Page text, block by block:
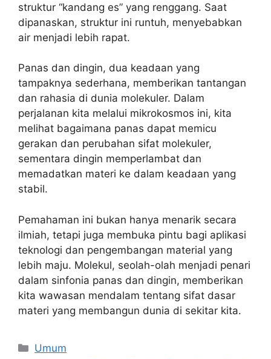
struktur “kandang es” yang renggang. Saat
dipanaskan, struktur ini runtuh, menyebabkan
air menjadi lebih rapat.
Panas dan dingin, dua keadaan yang
tampaknya sederhana, memberikan tantangan
dan rahasia di dunia molekuler. Dalam
perjalanan kita melalui mikrokosmos ini, kita
melihat bagaimana panas dapat memicu
gerakan dan perubahan sifat molekuler,
sementara dingin memperlambat dan
memadatkan materi ke dalam keadaan yang
stabil.
Pemahaman ini bukan hanya menarik secara
ilmiah, tetapi juga membuka pintu bagi aplikasi
teknologi dan pengembangan material yang
lebih maju. Molekul, seolah-olah menjadi penari
dalam sinfonia panas dan dingin, memberikan
kita wawasan mendalam tentang sifat dasar
materi yang membangun dunia di sekitar kita.
Categories
Umum